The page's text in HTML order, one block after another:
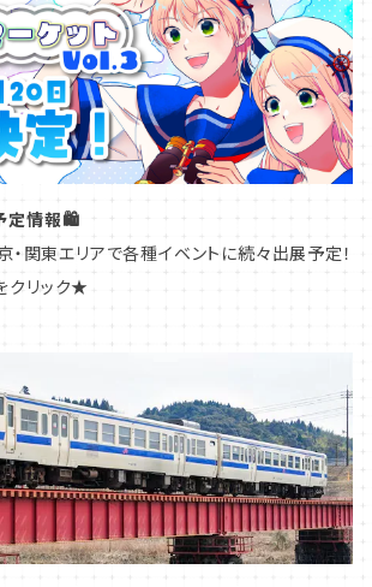
ンマーク
新幹線
線
定情報🛍️
関東エリアで各種イベントに続々出展予定！
クリック★